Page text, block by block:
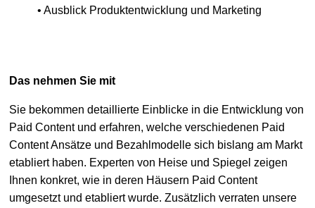
• Ausblick Produktentwicklung und Marketing
Das nehmen Sie mit
Sie bekommen detaillierte Einblicke in die Entwicklung von
Paid Content und erfahren, welche verschiedenen Paid
Content Ansätze und Bezahlmodelle sich bislang am Markt
etabliert haben. Experten von Heise und Spiegel zeigen
Ihnen konkret, wie in deren Häusern Paid Content
umgesetzt und etabliert wurde. Zusätzlich verraten unsere